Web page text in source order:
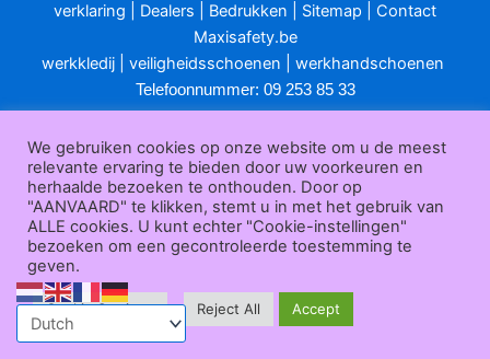
verklaring
Dealers Bedrukken Sitemap
Contact
Maxisafety.be
werkkledij
veiligheidsschoenen werkhandschoenen
Telefoonnummer: 09 253 85 33
Openingsuren klantendienst:
van maandag t/m vrijdag van 8u00 tot 12u00 en van 13u00 tot
17u00.
Maxisafety.be © 2025
We gebruiken cookies op onze website om u de meest
relevante ervaring te bieden door uw voorkeuren en
herhaalde bezoeken te onthouden. Door op
"AANVAARD" te klikken, stemt u in met het gebruik van
ALLE cookies. U kunt echter "Cookie-instellingen"
bezoeken om een gecontroleerde toestemming te
geven.
Cookie Settings Reject All Accept